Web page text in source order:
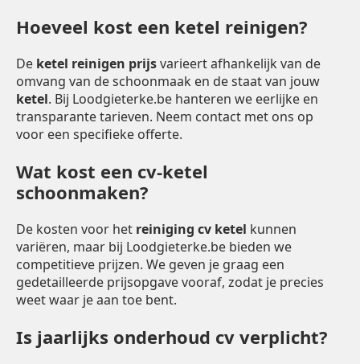
Hoeveel kost een ketel reinigen?
De ketel reinigen prijsvarieert afhankelijk van de
omvang van de schoonmaak en de staat van jouw
ketel. Bij Loodgieterke.be hanteren we eerlijke en
transparante tarieven. Neem contact met ons op
voor een specifieke offerte.
Wat kost een cv-ketel
schoonmaken?
De kosten voor het reiniging cv ketel kunnen
variëren, maar bij Loodgieterke.be bieden we
competitieve prijzen. We geven je graag een
gedetailleerde prijsopgave vooraf, zodat je precies
weet waar je aan toe bent.
Is jaarlijks onderhoud cv verplicht?